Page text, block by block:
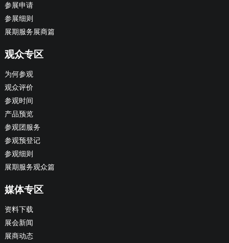
参展申请
参展细则
展期服务展商篇
观众专区
为何参观
观众评价
参观时间
产品预览
参观团服务
参观预登记
参观细则
展期服务观众篇
媒体专区
资料下载
展会新闻
展商动态